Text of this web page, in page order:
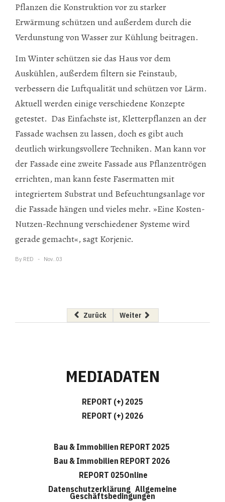
Pflanzen die Konstruktion vor zu starker
Erwärmung schützen und außerdem durch die
Verdunstung von Wasser zur Kühlung beitragen.
Im Winter schützen sie das Haus vor dem
Auskühlen, außerdem filtern sie Feinstaub,
verbessern die Luftqualität und schützen vor Lärm.
Aktuell werden einige verschiedene Konzepte
getestet. Das Einfachste ist, Kletterpflanzen an der
Fassade wachsen zu lassen, doch es gibt auch
deutlich wirkungsvollere Techniken. Man kann vor
der Fassade eine zweite Fassade aus Pflanzentrögen
errichten, man kann feste Fasermatten mit
integriertem Substrat und Befeuchtungsanlage vor
die Fassade hängen und vieles mehr. »Eine Kosten-
Nutzen-Rechnung verschiedener Systeme wird
gerade gemacht«, sagt Korjenic.
By RED Nov..03
Vorheriger Beitrag: Liebherr: Auslieferung
Zurück Nächster Beitrag: Ich-AG
Weiter
MEDIADATEN
REPORT (+) 2025
REPORT (+) 2026
Bau & Immobilien REPORT 2025
Bau & Immobilien REPORT 2026
REPORT 025Online
Datenschutzerklärung Allgemeine
Geschäftsbedingungen